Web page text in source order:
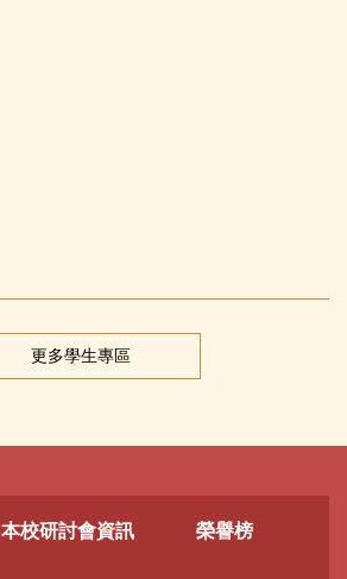
更多學生專區
本校研討會資訊 榮譽榜